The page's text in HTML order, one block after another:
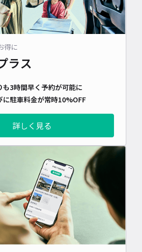
得に
ラス
も3時間早く予約が可能に
に駐車料金が常時10%OFF
詳しく見る